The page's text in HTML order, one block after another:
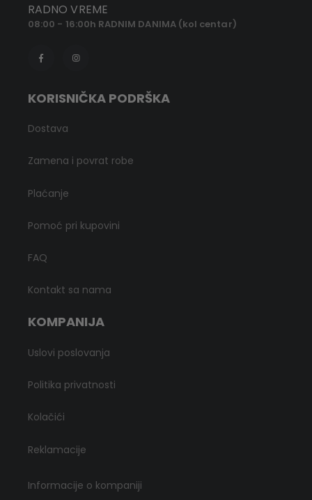
RADNO VREME
08:00 - 16:00h RADNIM DANIMA (kol centar)
KORISNIČKA PODRŠKA
Dostava
Zamena i povrat robe
Plaćanje
Pomoć pri kupovini
FAQ
Kontakt sa nama
KOMPANIJA
Uslovi poslovanja
Politika privatnosti
Kolačići
Reklamacije
Informacije o kompaniji